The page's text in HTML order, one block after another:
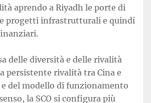
aprendo a Riyadh le porte di
progetti infrastrutturali e quindi
delle diversità e delle rivalità
persistente rivalità tra Cina e
del modello di funzionamento
la SCO si configura più